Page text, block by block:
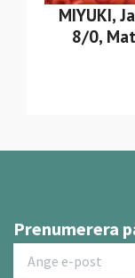
MIYUKI,
8/0,
Prenumerera